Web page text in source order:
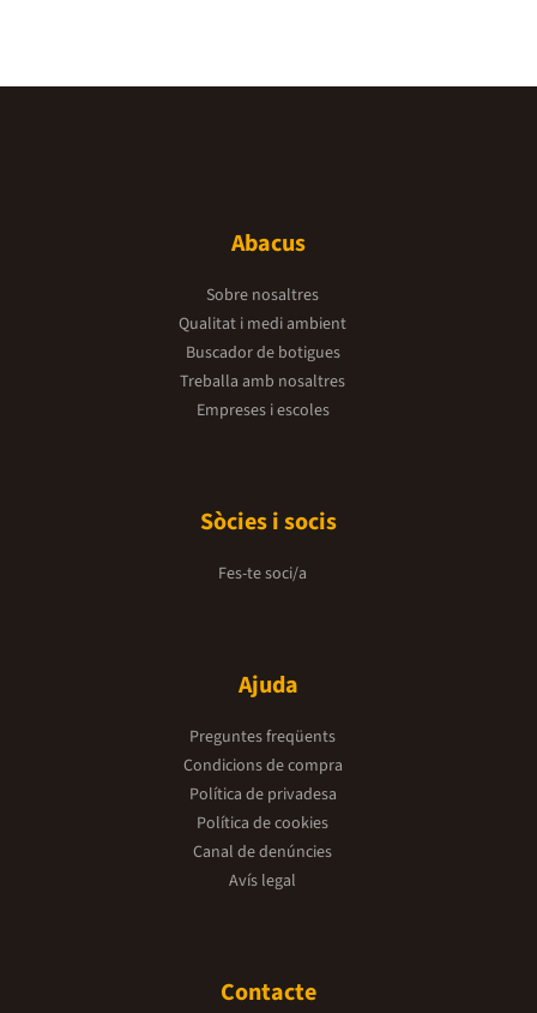
Abacus
Sobre nosaltres
Qualitat i medi ambient
Buscador de botigues
Treballa amb nosaltres
Empreses i escoles
Sòcies i socis
Fes-te soci/a
Ajuda
Preguntes freqüents
Condicions de compra
Política de privadesa
Política de cookies
Canal de denúncies
Avís legal
Contacte